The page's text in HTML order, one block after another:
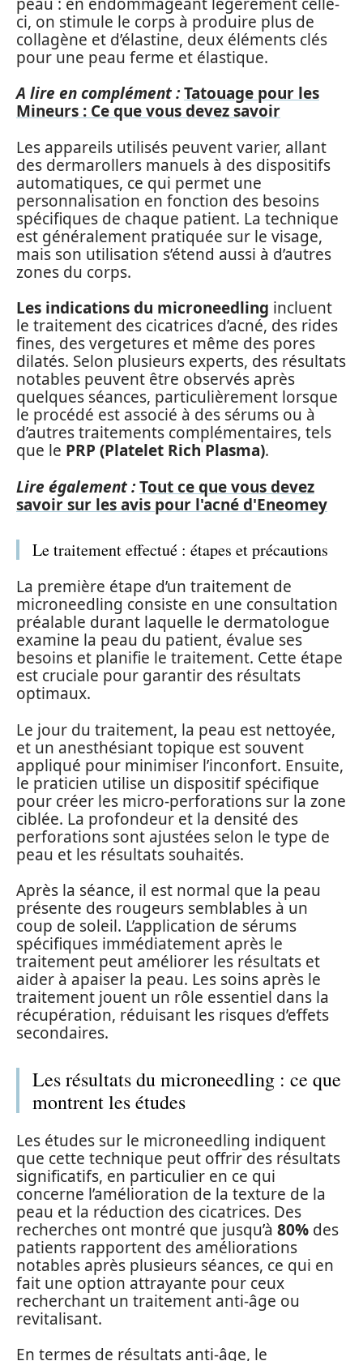
ci, on stimule le corps à produire plus de
collagène et d’élastine, deux éléments clés
pour une peau ferme et élastique.
A lire en complément :Tatouage pour les
Mineurs : Ce que vous devez savoir
Les appareils utilisés peuvent varier, allant
des dermarollers manuels à des dispositifs
automatiques, ce qui permet une
personnalisation en fonction des besoins
spécifiques de chaque patient. La technique
est généralement pratiquée sur le visage,
mais son utilisation s’étend aussi à d’autres
zones du corps.
Les indications du microneedling incluent
le traitement des cicatrices d’acné, des rides
fines, des vergetures et même des pores
dilatés. Selon plusieurs experts, des résultats
notables peuvent être observés après
quelques séances, particulièrement lorsque
le procédé est associé à des sérums ou à
d’autres traitements complémentaires, tels
que le PRP (Platelet Rich Plasma).
Lire également :Tout ce que vous devez
savoir sur les avis pour l'acné d'Eneomey
Le traitement effectué : étapes et précautions
La première étape d’un traitement de
microneedling consiste en une consultation
préalable durant laquelle le dermatologue
examine la peau du patient, évalue ses
besoins et planifie le traitement. Cette étape
est cruciale pour garantir des résultats
optimaux.
Le jour du traitement, la peau est nettoyée,
et un anesthésiant topique est souvent
appliqué pour minimiser l’inconfort. Ensuite,
le praticien utilise un dispositif spécifique
pour créer les micro-perforations sur la zone
ciblée. La profondeur et la densité des
perforations sont ajustées selon le type de
peau et les résultats souhaités.
Après la séance, il est normal que la peau
présente des rougeurs semblables à un
coup de soleil. L’application de sérums
spécifiques immédiatement après le
traitement peut améliorer les résultats et
aider à apaiser la peau. Les soins après le
traitement jouent un rôle essentiel dans la
récupération, réduisant les risques d’effets
secondaires.
Les résultats du microneedling : ce que
montrent les études
Les études sur le microneedling indiquent
que cette technique peut offrir des résultats
significatifs, en particulier en ce qui
concerne l’amélioration de la texture de la
peau et la réduction des cicatrices. Des
recherches ont montré que jusqu’à 80% des
patients rapportent des améliorations
notables après plusieurs séances, ce qui en
fait une option attrayante pour ceux
recherchant un traitement anti-âge ou
revitalisant.
En termes de résultats anti-âge, le